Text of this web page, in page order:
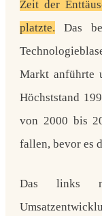
Zeit der
platzte.
Das
Markt anführte
Höchststand
von 2000 bis
fallen, bevor es
Das links